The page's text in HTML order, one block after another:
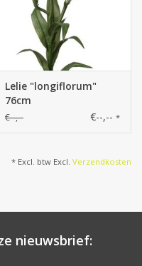
Lelie "longiflorum"
76cm
€--,-- €--,-- *
* Excl. btw Excl. Verzendkosten
nieuwsbrief: